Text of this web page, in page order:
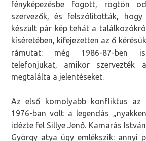
fényképezésbe fogott, rögtön
szervezők, és felszólították,
készült pár kép tehát a
kíséretében, kifejezetten az ő
rámutat: még 1986-87-ben
telefonjukat, amikor szervezték
megtalálta a jelentéseket.
Az első komolyabb konfliktus az
1976-ban volt a legendás
idézte fel Sillye Jenő. Kamarás
György atya úgy emlékszik: annyi